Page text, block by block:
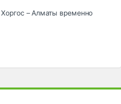
– Алматы временно